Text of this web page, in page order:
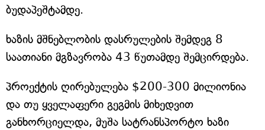
ბუდაპეშტამდე.
ხაზის მშნებლობის დასრულების შემდეგ 8
საათიანი მგზავრობა 43 წუთამდე შემცირდება.
პროექტის ღირებულება $200-300 მილიონია
და თუ ყველაფერი გეგმის მიხედვით
განხორციელდა, მუშა სატრანსპორტო ხაზი